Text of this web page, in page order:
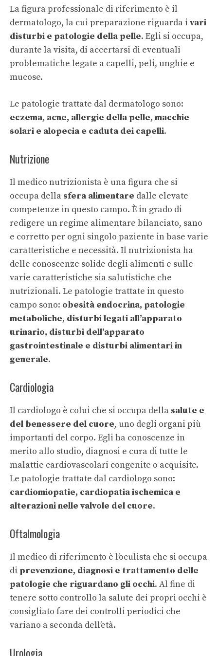
La figura professionale di riferimento è il
dermatologo, la cui preparazione riguarda i vari
disturbi e patologie della pelle. Egli si occupa,
durante la visita, di accertarsi di eventuali
problematiche legate a capelli, peli, unghie e
mucose.
Le patologie trattate dal dermatologo sono:
eczema, acne, allergie della pelle, macchie
solari e alopecia e caduta dei capelli.
Nutrizione
Il medico nutrizionista è una figura che si
occupa della sfera alimentare dalle elevate
competenze in questo campo. È in grado di
redigere un regime alimentare bilanciato, sano
e corretto per ogni singolo paziente in base varie
caratteristiche e necessità. Il nutrizionista ha
delle conoscenze solide degli alimenti e sulle
varie caratteristiche sia salutistiche che
nutrizionali. Le patologie trattate in questo
campo sono: obesità endocrina, patologie
metaboliche, disturbi legati all’apparato
urinario, disturbi dell’apparato
gastrointestinale e disturbi alimentari in
generale.
Cardiologia
Il cardiologo è colui che si occupa della salute e
del benessere del cuore, uno degli organi più
importanti del corpo. Egli ha conoscenze in
merito allo studio, diagnosi e cura di tutte le
malattie cardiovascolari congenite o acquisite.
Le patologie trattate dal cardiologo sono:
cardiomiopatie, cardiopatia ischemica e
alterazioni nelle valvole del cuore.
Oftalmologia
Il medico di riferimento è l’oculista che si occupa
di prevenzione, diagnosi e trattamento delle
patologie che riguardano gli occhi. Al fine di
tenere sotto controllo la salute dei propri occhi è
consigliato fare dei controlli periodici che
variano a seconda dell’età.
Urologia